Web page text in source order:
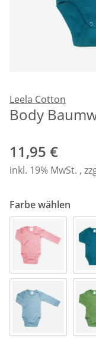
Leela Cotton
Body
11,95 €
inkl. 19% MwSt. ,
Farbe wählen